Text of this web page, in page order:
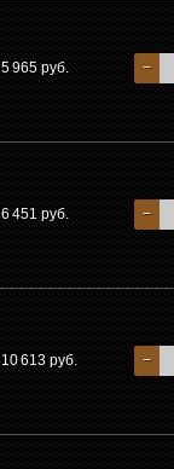
5 965 руб. −
6 451 руб. −
10 613 руб. −